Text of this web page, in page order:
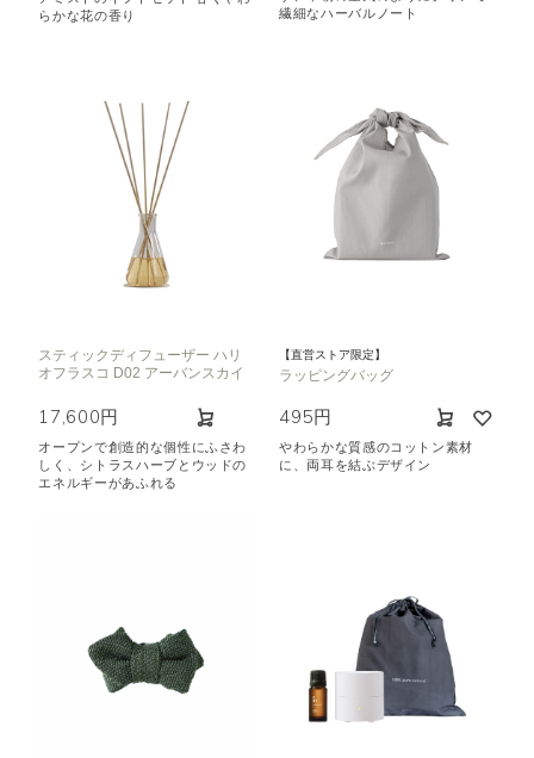
らかな花の香り
繊細なハーバルノート
スティックディフューザー ハリ
オフラスコ D02 アーバンスカイ
17,600円
オープンで創造的な個性にふさわ
しく、シトラスハーブとウッドの
エネルギーがあふれる
【直営ストア限定】
ラッピングバッグ
495円
やわらかな質感のコットン素材
に、両耳を結ぶデザイン